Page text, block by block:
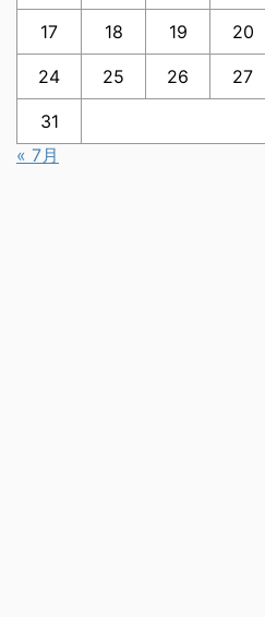
17 18 19 20
24 25 26 27
31
« 7月